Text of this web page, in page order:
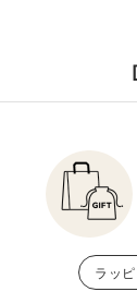
ラッ